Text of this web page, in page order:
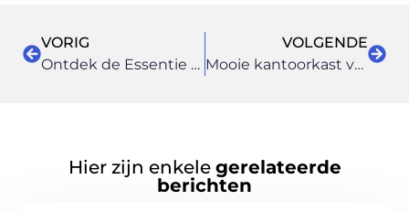
VORIG
Ontdek de Essentie van Wellness in Lelystad voor een Gezond Leven
VOLGENDE
Mooie kantoorkast voor een opgeruimde werkplek
Hier zijn enkele gerelateerde
berichten